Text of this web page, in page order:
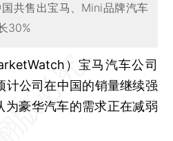
共售出宝马、Mini品牌汽车
30%
）宝马汽车公司
计公司在中国的销量继续强
为豪华汽车的需求正在减弱